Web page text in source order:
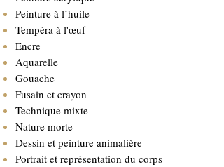
Peinture à l’huile
Tempéra à l'œuf
Encre
Aquarelle
Gouache
Fusain et crayon
Technique mixte
Nature morte
Dessin et peinture animalière
Portrait et représentation du corps